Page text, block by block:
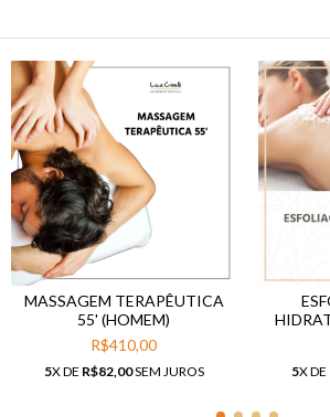
MASSAGEM TERAPÊUTICA
55' (HOMEM)
R$410,00
5X DE R$82,00SEM JUROS 5X DE